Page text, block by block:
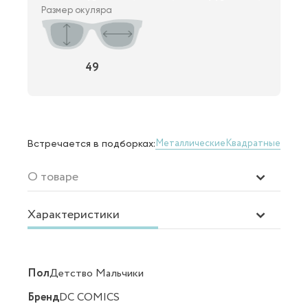
Размер окуляра
49
Встречается в подборках:МеталлическиеКвадратные
О товаре
Характеристики
ПолДетство Мальчики
БрендDC COMICS